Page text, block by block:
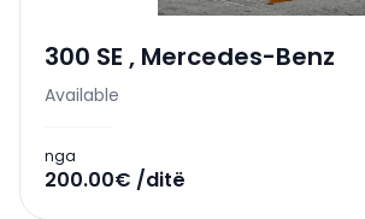
300 SE , Mercedes-Benz
Available
nga
200.00€ /ditë